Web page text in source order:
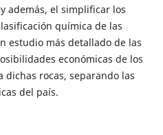
además, el simplificar los
química de las
estudio más detallado de las
económicas de los
rocas, separando las
del país.